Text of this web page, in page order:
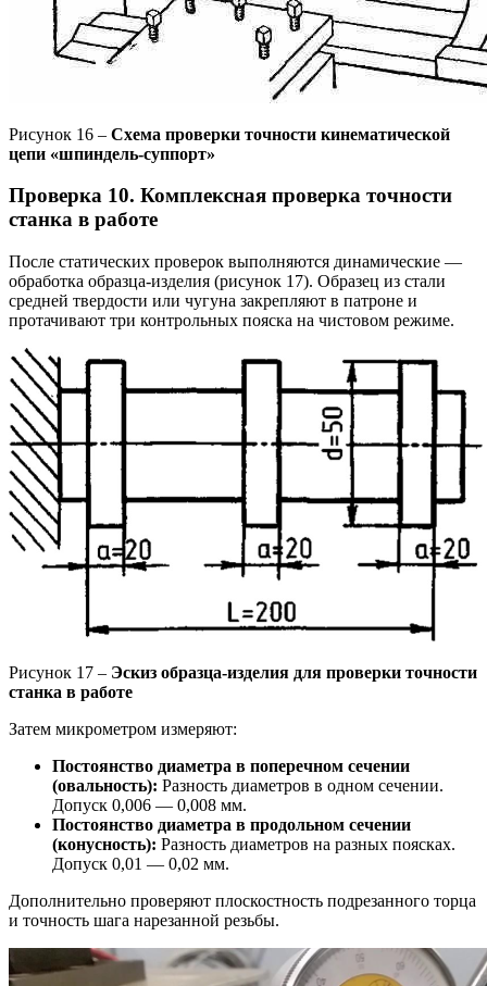
Рисунок 16 – Схема проверки точности кинематической
цепи «шпиндель-суппорт»
Проверка 10. Комплексная проверка точности
станка в работе
После статических проверок выполняются динамические —
обработка образца-изделия (рисунок 17). Образец из стали
средней твердости или чугуна закрепляют в патроне и
протачивают три контрольных пояска на чистовом режиме.
Рисунок 17 – Эскиз образца-изделия для проверки точности
станка в работе
Затем микрометром измеряют:
Постоянство диаметра в поперечном сечении
(овальность): Разность диаметров в одном сечении.
Допуск 0,006 — 0,008 мм.
Постоянство диаметра в продольном сечении
(конусность): Разность диаметров на разных поясках.
Допуск 0,01 — 0,02 мм.
Дополнительно проверяют плоскостность подрезанного торца
и точность шага нарезанной резьбы.